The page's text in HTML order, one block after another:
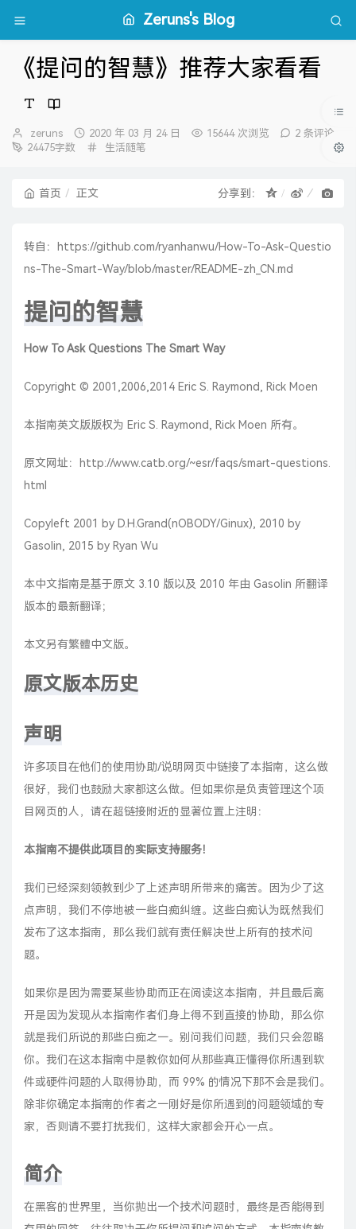
Zeruns's Blog
《提问的智慧》推荐大家看看
博
主：
zeruns
发
布
2020 年 03 月 24 日 15644 次浏览
2 条评论
24475字数
分
生活随笔
首页 正文 分享到：
转自：
https://github.com/ryanhanwu/How-To-Ask-Questio
ns-The-Smart-Way/blob/master/README-zh_CN.md
提问的智慧
How To Ask Questions The Smart Way
Copyright © 2001,2006,2014 Eric S. Raymond, Rick Moen
本指南英文版版权为 Eric S. Raymond, Rick Moen 所有。
原文网址：
http://www.catb.org/~esr/faqs/smart-questions.
html
Copyleft 2001 by D.H.Grand(nOBODY/Ginux), 2010 by
Gasolin, 2015 by Ryan Wu
本中文指南是基于原文 3.10 版以及 2010 年由 Gasolin 所翻译
版本的最新翻译；
本文另有繁體中文版。
原文版本历史
声明
许多项目在他们的使用协助/说明网页中链接了本指南，这么做
很好，我们也鼓励大家都这么做。但如果你是负责管理这个项
目网页的人，请在超链接附近的显著位置上注明：
本指南不提供此项目的实际支持服务！
我们已经深刻领教到少了上述声明所带来的痛苦。因为少了这
点声明，我们不停地被一些白痴纠缠。这些白痴认为既然我们
发布了这本指南，那么我们就有责任解决世上所有的技术问
题。
如果你是因为需要某些协助而正在阅读这本指南，并且最后离
开是因为发现从本指南作者们身上得不到直接的协助，那么你
就是我们所说的那些白痴之一。别问我们问题，我们只会忽略
你。我们在这本指南中是教你如何从那些真正懂得你所遇到软
件或硬件问题的人取得协助，而 99% 的情况下那不会是我们。
除非你确定本指南的作者之一刚好是你所遇到的问题领域的专
家，否则请不要打扰我们，这样大家都会开心一点。
简介
在黑客的世界里，当你拋出一个技术问题时，最终是否能得到